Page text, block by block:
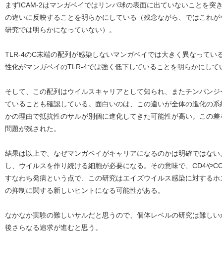
まずICAM-2はマンガベイではリンパ球の表面に出ていないことを突
の違いに反映することを明らかにしている（残念ながら、ではこれ
研究では明らかになっていない）。
TLR-4のC末端の配列が感染しないマンガベイでは大きく異なってい
性化がマンガベイのTLR-4では強く低下していることを明らかにして
そして、この配列はウイルスキャリアとして知られ、またチンパン
ていることも確認している。面白いのは、この違いが全体の進化の
かの理由で抵抗性のサルが別個に進化してきた可能性が高い。この
問題が残された。
結果は以上で、なぜマンガベイがキャリアになるのかは明確ではな
し、ウイルスを作り続ける細胞が必要になる。その意味で、CD4や
すなわち発病という点で、この研究はエイズウイルス感染に対する
の抑制に関する新しいヒントになる可能性がある。
なかなか実験の難しいサルだと思うので、個体レベルの研究は難し
後さらなる追求が進むと思う。